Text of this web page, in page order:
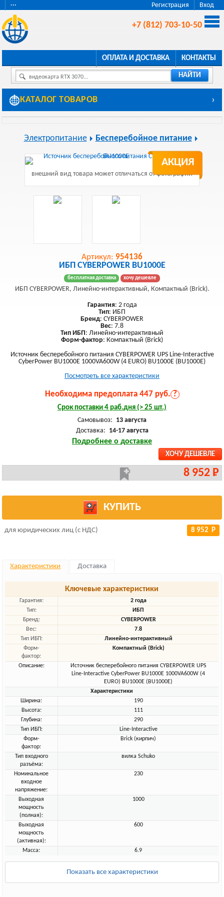
Регистрация Вход
···
+7 (812) 703-10-50
ОПЛАТА И ДОСТАВКА КОНТАКТЫ
видеокарта RTX 3070... НАЙТИ
КАТАЛОГ ТОВАРОВ ›
Электропитание Бесперебойное питание
АКЦИЯ
внешний вид товара может отличаться от фотографии
Артикул: 954136
ИБП CYBERPOWER BU1000E
бесплатная доставка хочу дешевле
ИБП CYBERPOWER, Линейно-интерактивный, Компактный (Brick).
Гарантия: 2 года
Тип: ИБП
Бренд: CYBERPOWER
Вес: 7.8
Тип ИБП: Линейно-интерактивный
Форм-фактор: Компактный (Brick)
Источник бесперебойного питания CYBERPOWER UPS Line-Interactive
CyberPower BU1000E 1000VA600W (4 EURO) BU1000E (BU1000E)
Посмотреть все характеристики
Необходима предоплата 447 руб. ?
Срок поставки 4 раб.дня (> 25 шт.)
Самовывоз: 13 августа
Доставка: 14-17 августа
Подробнее о доставке
ХОЧУ ДЕШЕВЛЕ
8 952 Р
КУПИТЬ
для юридических лиц (с НДС) 8 952 Р
Характеристики Доставка
Ключевые характеристики
Гарантия:
2 года
Тип:
ИБП
Бренд:
CYBERPOWER
Вес:
7.8
Тип ИБП:
Линейно-интерактивный
Форм-
фактор:
Компактный (Brick)
Описание:
Источник бесперебойного питания CYBERPOWER UPS
Line-Interactive CyberPower BU1000E 1000VA600W (4
EURO) BU1000E (BU1000E)
Характеристики
Ширина:
190
Высота:
111
Глубина:
290
Тип ИБП:
Line-Interactive
Форм-
фактор:
Brick (кирпич)
Тип входного
разъёма:
вилка Schuko
Номинальное
входное
напряжение:
230
Выходная
мощность
(полная):
1000
Выходная
мощность
(активная):
600
Масса: 6.9
Показать все характеристики